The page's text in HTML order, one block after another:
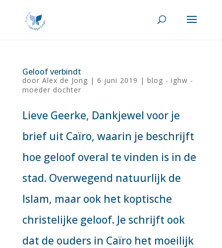
Geloof verbindt
door Alex de Jong | 6 juni 2019 | blog - ighw -
moeder dochter
Lieve Geerke, Dankjewel voor je
brief uit Caïro, waarin je beschrijft
hoe geloof overal te vinden is in de
stad. Overwegend natuurlijk de
Islam, maar ook het koptische
christelijke geloof. Je schrijft ook
dat de ouders in Caïro het moeilijk